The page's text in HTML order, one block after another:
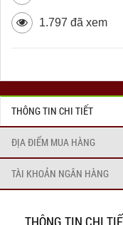
1.797 đã xem
THÔNG TIN CHI TIẾT
ĐỊA ĐIỂM MUA HÀNG
TÀI KHOẢN NGÂN HÀNG